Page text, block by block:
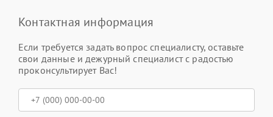
Контактная информация
Если требуется задать вопрос специалисту, оставьте
свои данные и дежурный специалист с радостью
проконсультирует Вас!